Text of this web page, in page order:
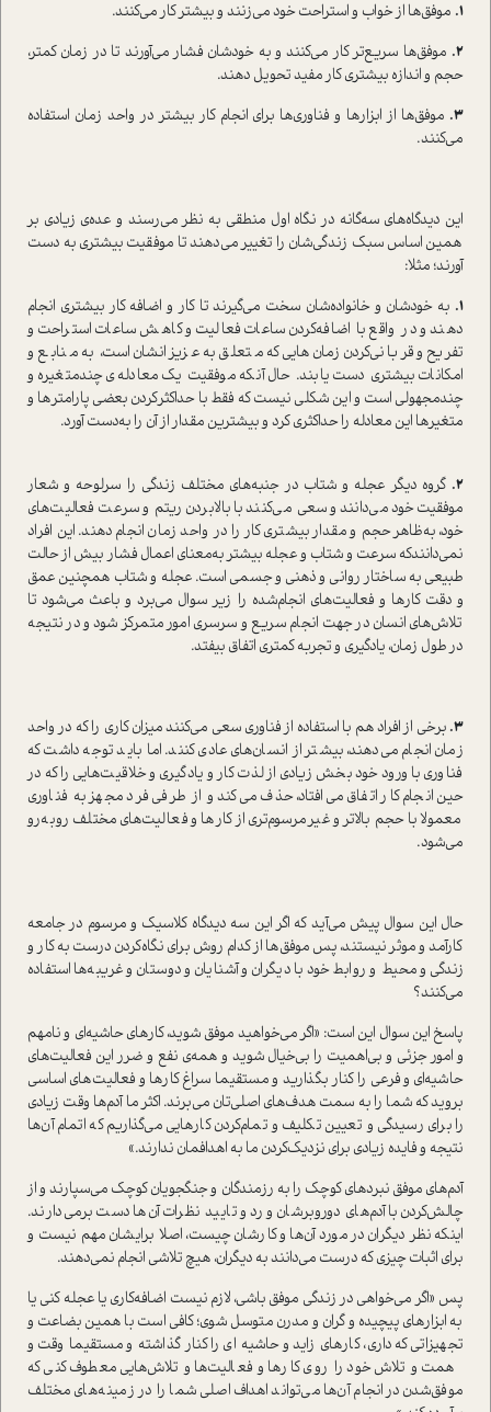
1. موفق‌ها از خواب و استراحت خود می‌زنند و بیشتر کار می‌کنند.
2. موفق‌ها سریع‌تر کار می‌کنند و به خودشان فشار می‌آورند تا در زمان کمتر،
حجم و اندازه بیشتری کار مفید تحویل دهند.
3. موفق‌ها از ابزارها و فناوری‌ها برای انجام کار بیشتر در واحد زمان استفاده
می‌کنند.
این دیدگاه‌های سه‌گانه در نگاه اول منطقی به نظر می‌رسند و عده‌ی زیادی بر
همین اساس سبک زندگی‌شان را تغییر می‌دهند تا موفقیت بیشتری به دست
آورند؛ مثلا:
1. به خودشان و خانواده‌شان سخت می‌گیرند تا کار و اضافه کار بیشتری انجام
دهند و در واقع با اضافه‌کردن ساعات فعالیت و کاهش ساعات استراحت و
تفریح و قربانی‌کردن زمان‌هایی که متعلق به عزیزانشان است، به منابع و
امکانات بیشتری دست یابند. حال آنکه موفقیت یک معادله‌ی چند‌متغیره و
چند‌مجهولی است و این شکلی نیست که فقط با حداکثر‌کردن بعضی پارامترها و
متغیرها این معادله را حداکثری کرد و بیشترین مقدار از آن را به‌دست آورد.
2. گروه دیگر عجله و شتاب در جنبه‌های مختلف زندگی را سرلوحه و شعار
موفقیت خود می‌دانند و سعی می‌کنند با بالابردن ریتم و سرعت فعالیت‌های
خود، به‌ظاهر حجم و مقدار بیشتری کار را در واحد زمان انجام دهند. این افراد
نمی‌دانندکه سرعت و شتاب و عجله بیشتر به‌معنای اعمال فشار بیش از حالت
طبیعی به ساختار روانی و ذهنی و جسمی است. عجله و شتاب همچنین عمق
و دقت کارها و فعالیت‌های انجام‌شده را زیر سوال می‌برد و باعث می‌شود تا
تلاش‌های انسان در جهت انجام سریع و سرسری امور متمرکز شود و در نتیجه
در طول زمان، یادگیری و تجربه کمتری اتفاق بیفتد.
3. برخی از افراد هم با استفاده از فناوری سعی می‌کنند میزان کاری را که در واحد
زمان انجام می‌دهند، بیشتر از انسان‌های عادی کنند. اما باید توجه داشت که
فناوری با ورود خود بخش زیادی از لذت کار و یادگیری و خلاقیت‌هایی را که در
حین انجام کار اتفاق می‌افتاد، حذف می‌کند و از طرفی فرد مجهز به فناوری
معمولا با حجم بالاتر و غیر‌مرسوم‌تری از کارها و فعالیت‌های مختلف روبه‌رو
می‌شود.
حال این سوال پیش می‌آید که اگر این سه دیدگاه کلاسیک و مرسوم در جامعه
کارآمد و موثر نیستند، پس موفق‌ها از کدام روش برای نگاه‌کردن درست به کار و
زندگی و محیط و روابط خود با دیگران و آشنایان و دوستان و غریبه‌ها استفاده
می‌کنند؟
پاسخ این سوال این است: «اگر می‌خواهید موفق شوید، کارهای حاشیه‌ای و نامهم
و امور جزئی و بی‌اهمیت را بی‌خیال شوید و همه‌ی نفع و ضرر این فعالیت‌های
حاشیه‌ای و فرعی را کنار بگذارید و مستقیما سراغ کارها و فعالیت‌های اساسی
بروید که شما را به سمت هدف‌های اصلی‌تان می‌برند. اکثر ما آدم‌ها وقت زیادی
را برای رسیدگی و تعیین تکلیف و تمام‌کردن کارهایی می‌گذاریم که اتمام آن‌ها
نتیجه و فایده زیادی برای نزدیک‌کردن ما به اهدافمان ندارند.»
آدم‌های موفق نبردهای کوچک را به رزمندگان و جنگجویان کوچک می‌سپارند و از
چالش‌کردن با آدم‌های دورو‌برشان و رد و تایید نظرات آن‌ها دست برمی‌دارند.
اینکه نظر دیگران در مورد آن‌ها و کارشان چیست، اصلا برایشان مهم نیست و
برای اثبات چیزی که درست می‌دانند به دیگران، هیچ تلاشی انجام نمی‌دهند.
پس «اگر می‌خواهی در زندگی موفق باشی، لازم نیست اضافه‌کاری یا عجله کنی یا
به ابزارهای پیچیده و گران و مدرن متوسل شوی؛ کافی است با همین بضاعت و
تجهیزاتی که داری، کارهای زاید و حاشیه ای را کنار گذاشته و مستقیما وقت و
همت و تلاش خود را روی کارها و فعالیت‌ها و تلاش‌هایی معطوف کنی که
موفق‌شدن در انجام آن‌ها می‌تواند اهداف اصلی شما را در زمینه‌های مختلف